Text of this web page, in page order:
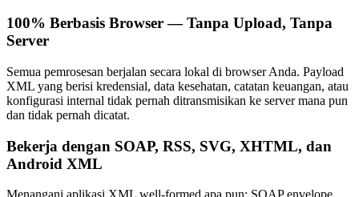
100% Berbasis Browser — Tanpa Upload, Tanpa
Server
Semua pemrosesan berjalan secara lokal di browser Anda. Payload
XML yang berisi kredensial, data kesehatan, catatan keuangan, atau
konfigurasi internal tidak pernah ditransmisikan ke server mana pun
dan tidak pernah dicatat.
Bekerja dengan SOAP, RSS, SVG, XHTML, dan
Android XML